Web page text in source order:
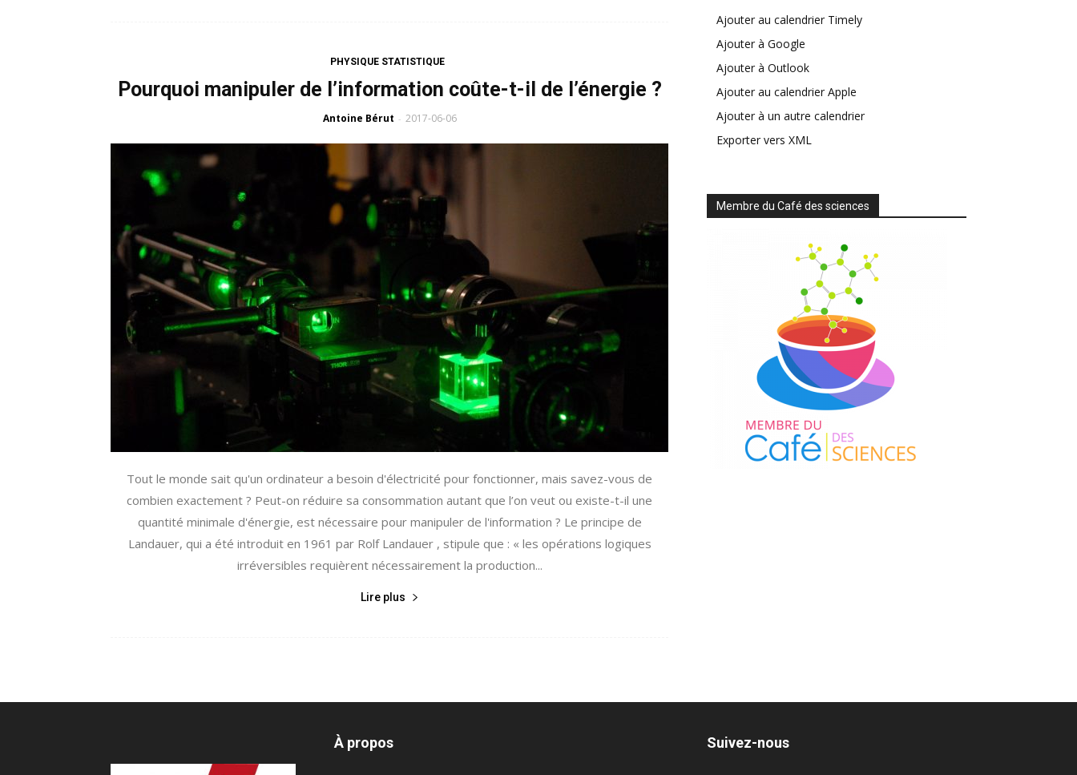
PHYSIQUE STATISTIQUE
Pourquoi manipuler de l’information coûte-t-il de l’énergie ?
Antoine Bérut - 2017-06-06
Tout le monde sait qu'un ordinateur a besoin d'électricité pour fonctionner, mais savez-vous de
combien exactement ? Peut-on réduire sa consommation autant que l’on veut ou existe-t-il une
quantité minimale d'énergie, est nécessaire pour manipuler de l'information ? Le principe de
Landauer, qui a été introduit en 1961 par Rolf Landauer , stipule que : « les opérations logiques
irréversibles requièrent nécessairement la production...
Lire plus
Ajouter au calendrier Timely
Ajouter à Google
Ajouter à Outlook
Ajouter au calendrier Apple
Ajouter à un autre calendrier
Exporter vers XML
Membre du Café des sciences
À propos Suivez-nous